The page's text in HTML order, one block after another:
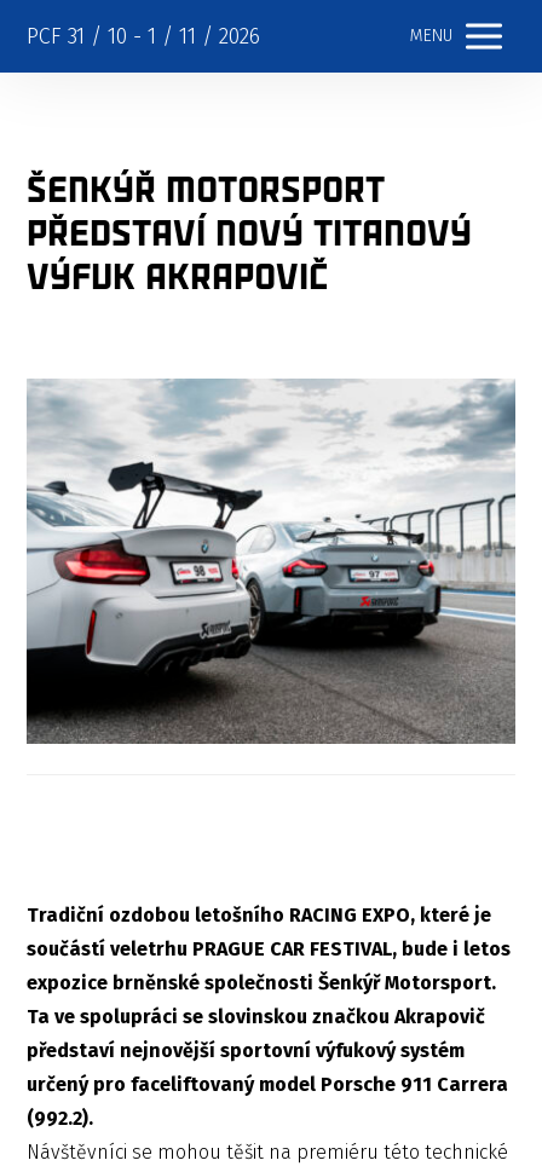
PCF 31 / 10 - 1 / 11 / 2026 MENU
Šenkýř Motorsport
představí nový titanový
výfuk Akrapovič
Tradiční ozdobou letošního RACING EXPO, které je
součástí veletrhu PRAGUE CAR FESTIVAL, bude i letos
expozice brněnské společnosti Šenkýř Motorsport.
Ta ve spolupráci se slovinskou značkou Akrapovič
představí nejnovější sportovní výfukový systém
určený pro faceliftovaný model Porsche 911 Carrera
(992.2).
Návštěvníci se mohou těšit na premiéru této technické